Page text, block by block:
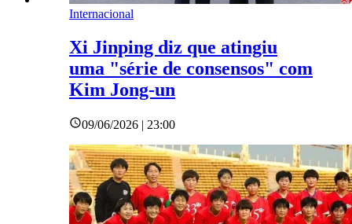
Internacional
Xi Jinping diz que atingiu
uma "série de consensos" com
Kim Jong-un
09/06/2026 | 23:00